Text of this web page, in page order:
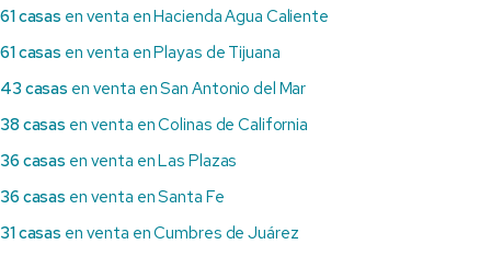
61 casas en venta en Hacienda Agua Caliente
61 casas en venta en Playas de Tijuana
43 casas en venta en San Antonio del Mar
38 casas en venta en Colinas de California
36 casas en venta en Las Plazas
36 casas en venta en Santa Fe
31 casas en venta en Cumbres de Juárez